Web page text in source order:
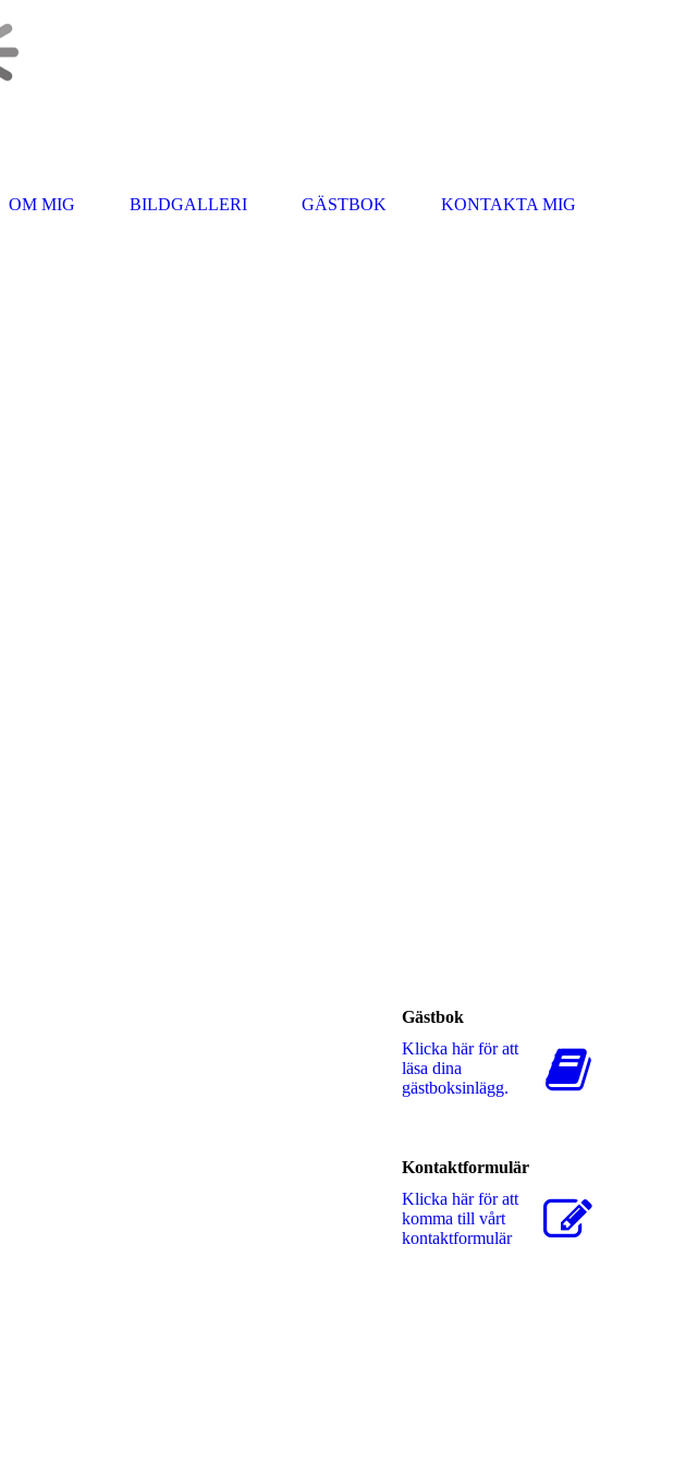
OM MIG BILDGALLERI GÄSTBOK KONTAKTA MIG
Gästbok
Klicka här för att
läsa dina
gästboksinlägg.
Kontaktformulär
Klicka här för att
komma till vårt
kontaktformulär